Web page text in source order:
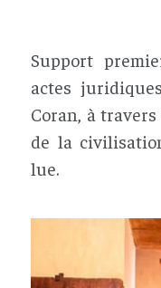
Support
actes
Coran, à
de la
lue.